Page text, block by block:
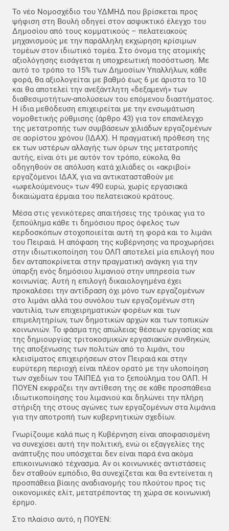
Το νέο Νομοσχέδιο του ΥΔΜΗΔ που βρίσκεται προς
ψήφιση στη Βουλή οδηγεί στον ασφυκτικό έλεγχο του
Δημοσίου από τους κομματικούς – πελατειακούς
μηχανισμούς με την παράλληλη εκχώρηση κρίσιμων
τομέων στον ιδιωτικό τομέα. Στο όνομα της ατομικής
αξιολόγησης εισάγεται η υποχρεωτική ποσόστωση. Με
αυτό το τρόπο το 15% των Δημοσίων Υπαλλήλων, κάθε
φορά, θα αξιολογείται με βαθμό έως 6 με άριστα το 10
και θα αποτελεί την ανεξάντλητη «δεξαμενή» των
διαθεσιμοτήτων-απολύσεων του επόμενου διαστήματος.
Η ίδια μεθόδευση επιχειρείται με την ενσωμάτωση
νομοθετικής ρύθμισης (άρθρο 43) για τον επανέλεγχο
της μετατροπής των συμβάσεων χιλιάδων εργαζομένων
σε αορίστου χρόνου (ΙΔΑΧ). Η πραγματική πρόθεση της
εκ των υστέρων αλλαγής των όρων της μετατροπής
αυτής, είναι ότι με αυτόν τον τρόπο, εύκολα, θα
οδηγηθούν σε απόλυση κατά χιλιάδες οι «ακριβοί»
εργαζόμενοι ΙΔΑΧ, για να αντικατασταθούν με
«ωφελούμενους» των 490 ευρώ, χωρίς εργασιακά
δικαιώματα έρμαια του πελατειακού κράτους.
Μέσα στις γενικότερες απαιτήσεις της τρόικας για το
ξεπούλημα κάθε τι δημόσιου προς όφελος των
κερδοσκόπων στοχοποιείται αυτή τη φορά και το λιμάνι
του Πειραιά. Η απόφαση της κυβέρνησης να προχωρήσει
στην ιδιωτικοποίηση του ΟΛΠ αποτελεί μία επιλογή που
δεν ανταποκρίνεται στην πραγματική ανάγκη για την
ύπαρξη ενός δημόσιου λιμανιού στην υπηρεσία των
κοινωνίας. Αυτή η επιλογή δικαιολογημένα έχει
προκαλέσει την αντίδραση όχι μόνο των εργαζομένων
στο λιμάνι αλλά του συνόλου των εργαζομένων στη
ναυτιλία, των επιχειρηματικών φορέων και των
επιμελητηρίων, των δημοτικών αρχών και των τοπικών
κοινωνιών. Το φάσμα της απώλειας θέσεων εργασίας και
της δημιουργίας τριτοκοσμικών εργασιακών συνθηκών,
της αποξένωσης των πολιτών από το λιμάνι, του
κλεισίματος επιχειρήσεων στον Πειραιά και στην
ευρύτερη περιοχή είναι πλέον ορατό με την υλοποίηση
των σχεδίων του ΤΑΙΠΕΔ για το ξεπούλημα του ΟΛΠ. Η
ΠΟΥΕΝ εκφράζει την αντίθεση της σε κάθε προσπάθεια
ιδιωτικοποίησης του λιμανιού και δηλώνει την πλήρη
στήριξη της στους αγώνες των εργαζομένων στα λιμάνια
για την αποτροπή των κυβερνητικών σχεδίων.
Γνωρίζουμε καλά πως η Κυβέρνηση είναι αποφασισμένη
να συνεχίσει αυτή την πολιτική, ενώ οι εξαγγελίες της
ανάπτυξης που υπόσχεται δεν είναι παρά ένα ακόμα
επικοινωνιακό τέχνασμα. Αν οι κοινωνικές αντιστάσεις
δεν σταθούν εμπόδιο, θα συνεχίζεται και θα εντείνεται η
προσπάθεια βίαιης αναδιανομής του πλούτου προς τις
οικονομικές ελίτ, μετατρέποντας τη χώρα σε κοινωνική
έρημο.
Στο πλαίσιο αυτό, η ΠΟΥΕΝ: